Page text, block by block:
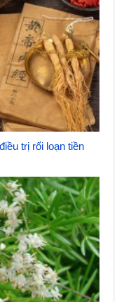
trị rối loạn tiền